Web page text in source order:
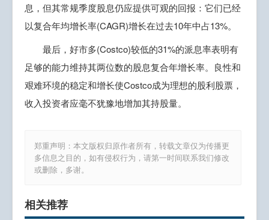
息，但其常规季度股息仍应提供可观的回报：它们已经
以复合年均增长率(CAGR)增长在过去10年中占13%。
最后，好市多(Costco)较低的31%的派息率表明有
足够的能力维持其两位数的股息复合年增长率。良性和
艰难环境的稳定和增长使Costco成为理想的股利股票，
收入投资者应毫不犹豫地增加其持股量。
郑重声明：本文版权归原作者所有，转载文章仅为传播更
多信息之目的，如有侵权行为，请第一时间联系我们修改
或删除，多谢。
相关推荐